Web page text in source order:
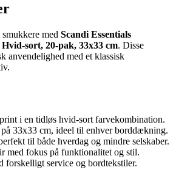
med Scandi Essentials
sort, 20-pak, 33x33 cm. Disse
anvendelighed med et klassisk
i en tidløs hvid-sort farvekombination.
på 33x33 cm, ideel til enhver borddækning.
til både hverdag og mindre selskaber.
med fokus på funktionalitet og stil.
forskelligt service og bordtekstiler.